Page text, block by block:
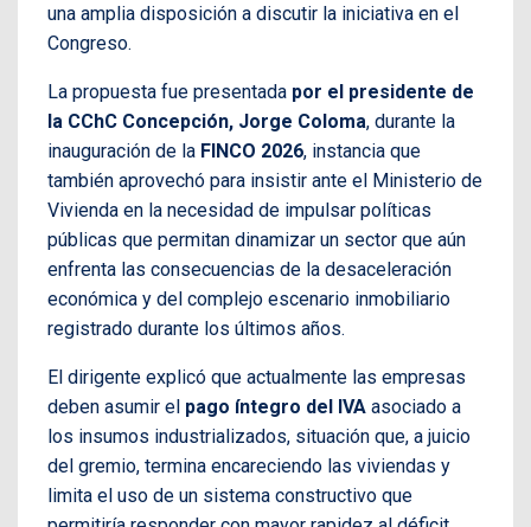
una amplia disposición a discutir la iniciativa en el
Congreso.
La propuesta fue presentada por el presidente de
la CChC Concepción, Jorge Coloma, durante la
inauguración de la FINCO 2026, instancia que
también aprovechó para insistir ante el Ministerio de
Vivienda en la necesidad de impulsar políticas
públicas que permitan dinamizar un sector que aún
enfrenta las consecuencias de la desaceleración
económica y del complejo escenario inmobiliario
registrado durante los últimos años.
El dirigente explicó que actualmente las empresas
deben asumir el pago íntegro del IVA asociado a
los insumos industrializados, situación que, a juicio
del gremio, termina encareciendo las viviendas y
limita el uso de un sistema constructivo que